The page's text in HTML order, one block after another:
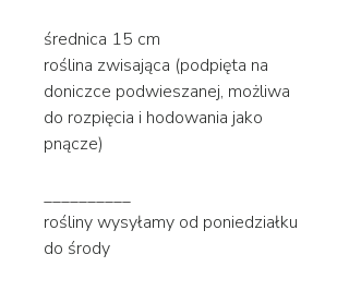
średnica 15 cm
roślina zwisająca (podpięta na
doniczce podwieszanej, możliwa
do rozpięcia i hodowania jako
pnącze)
__________
rośliny wysyłamy od poniedziałku
do środy